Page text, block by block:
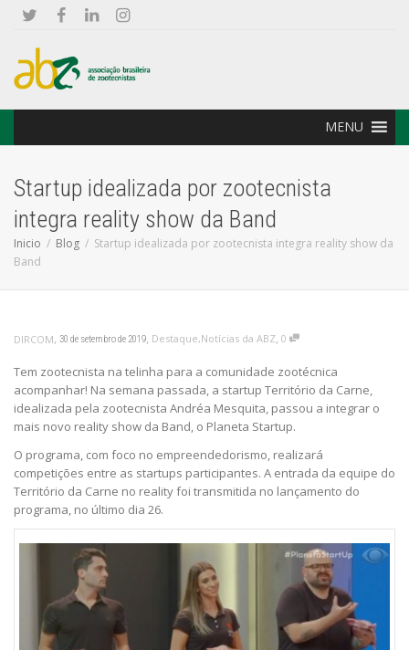
MENU
Startup idealizada por zootecnista
integra reality show da Band
Inicio Blog
Startup idealizada por zootecnista integra reality show da
Band
DIRCOM, 30 de setembro de 2019, Destaque,Notícias da ABZ, 0
Tem zootecnista na telinha para a comunidade zootécnica
acompanhar! Na semana passada, a startup Território da Carne,
idealizada pela zootecnista Andréa Mesquita, passou a integrar o
mais novo reality show da Band, o Planeta Startup.
O programa, com foco no empreendedorismo, realizará
competições entre as startups participantes. A entrada da equipe do
Território da Carne no reality foi transmitida no lançamento do
programa, no último dia 26.